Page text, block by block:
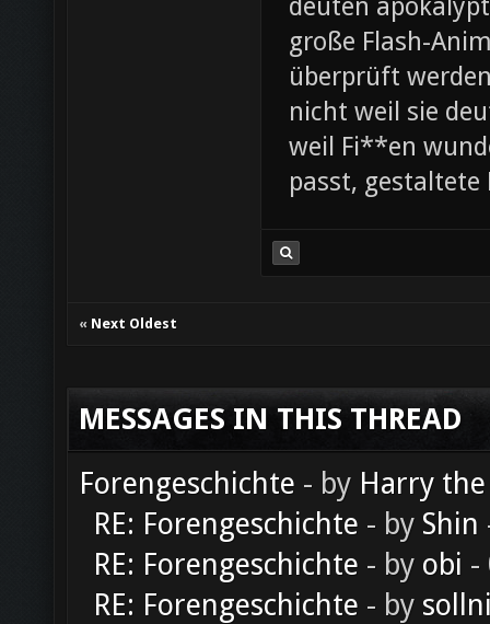
deuten
große Flash-
überprüft
nicht weil sie
weil Fi**en
passt, gestaltete
« Next Oldest
MESSAGES IN THIS THREAD
Forengeschichte - by Harry
RE: Forengeschichte - by Shin
RE: Forengeschichte - by obi -
RE: Forengeschichte - by